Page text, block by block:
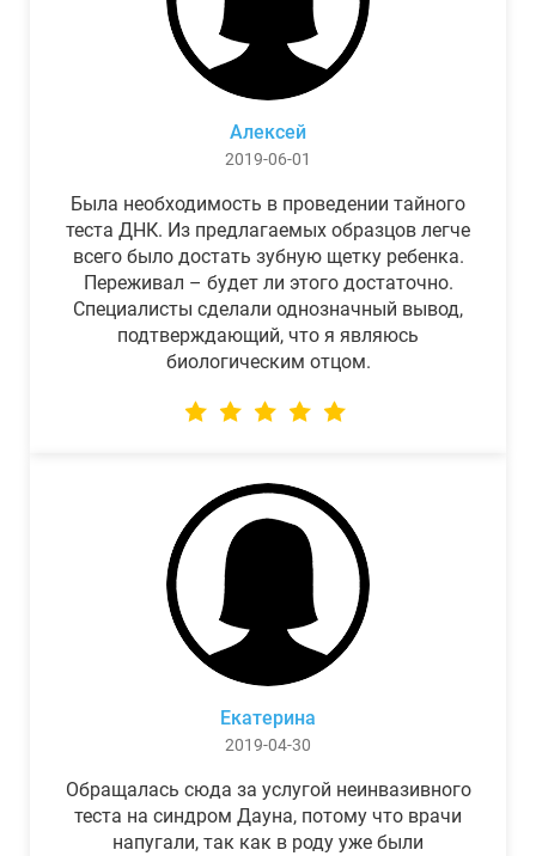
Алексей
2019-06-01
Была необходимость в проведении тайного
теста ДНК. Из предлагаемых образцов легче
всего было достать зубную щетку ребенка.
Переживал – будет ли этого достаточно.
Специалисты сделали однозначный вывод,
подтверждающий, что я являюсь
биологическим отцом.
Екатерина
2019-04-30
Обращалась сюда за услугой неинвазивного
теста на синдром Дауна, потому что врачи
напугали, так как в роду уже были